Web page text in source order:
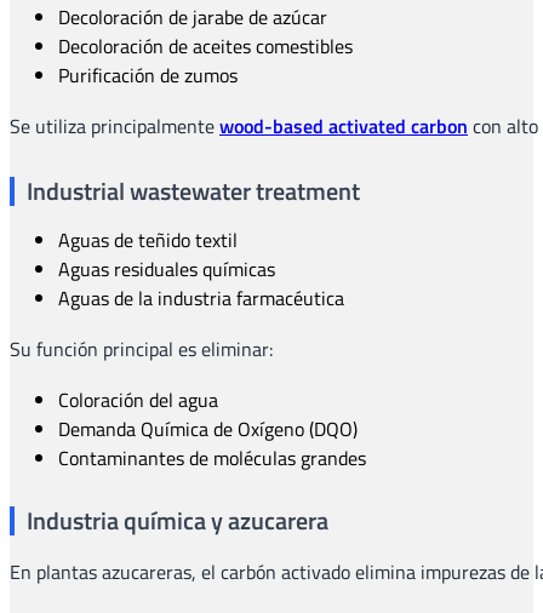
Decoloración de jarabe de azúcar
Decoloración de aceites comestibles
Purificación de zumos
Se utiliza principalmentewood-based activated carbon con alto
Industrial wastewater treatment
Aguas de teñido textil
Aguas residuales químicas
Aguas de la industria farmacéutica
Su función principal es eliminar:
Coloración del agua
Demanda Química de Oxígeno (DQO)
Contaminantes de moléculas grandes
Industria química y azucarera
En plantas azucareras, el carbón activado elimina impurezas